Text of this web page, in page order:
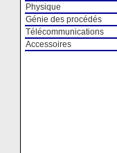
Physique
Génie des procédés
Télécommunications
Accessoires